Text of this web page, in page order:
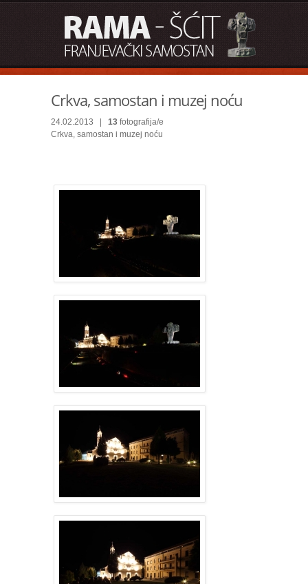
Crkva, samostan i muzej noću
24.02.2013 | 13 fotografija/e
Crkva, samostan i muzej noću